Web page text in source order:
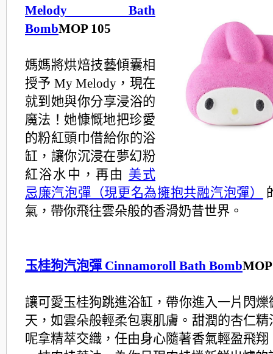
Melody Bath
BombMOP 105
媽媽將烘焙技藝傾囊相
授予 My Melody，現在
就到她與你分享浸浴的
魔法！她慷慨地把珍愛
的粉紅頭巾借給你的浴
缸， 讓你沉浸在夢幻粉
紅浴水中，再由 美式
忌廉汽泡彈（現更名為擁抱共融汽泡彈）
氣，帶你飛往雲朵般的香滑奶昔世界。
玉桂狗汽泡彈 Cinnamoroll Bath Bomb
讓可愛玉桂狗跳進浴缸，帶你進入一片閃爍
天，如雲朵般輕柔包裹肌膚。甜潤的杏仁精
呢拿精萃交織，任由身心隨著香氣輕盈飛翔